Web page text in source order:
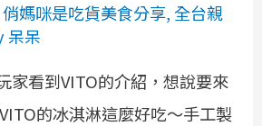
俏媽咪是吃貨美食分享, 全台親
呆呆
家看到VITO的介紹，想說要來
的冰淇淋這麼好吃～手工製